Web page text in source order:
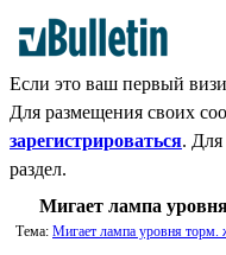
Если это ваш первый
Для размещения своих
зарегистрироваться.
раздел.
Тема: Мигает лампа уровня торм.